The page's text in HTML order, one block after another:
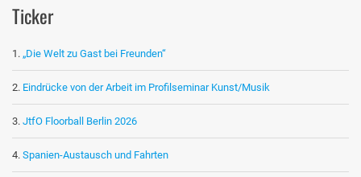
Ticker
„Die Welt zu Gast bei Freunden“
Eindrücke von der Arbeit im Profilseminar Kunst/Musik
JtfO Floorball Berlin 2026
Spanien-Austausch und Fahrten